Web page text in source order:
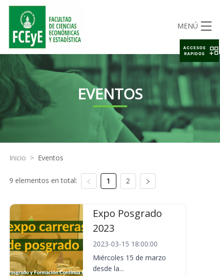
MENÚ
EVENTOS
Inicio > Eventos
9 elementos en total: 1 2
Expo Posgrado
2023
2023-03-15 18:00:00
Miércoles 15 de marzo
desde la...
ACCESOS
RAPIDOS